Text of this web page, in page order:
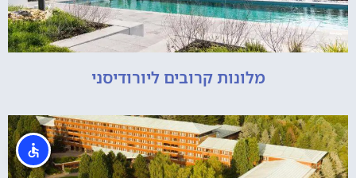
מלונות קרובים ליורודיסני